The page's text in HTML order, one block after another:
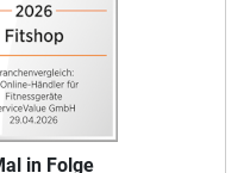
in Folge